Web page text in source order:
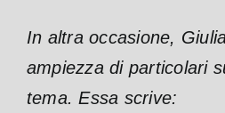
In altra occasione,
ampiezza di particolari
tema. Essa scrive: